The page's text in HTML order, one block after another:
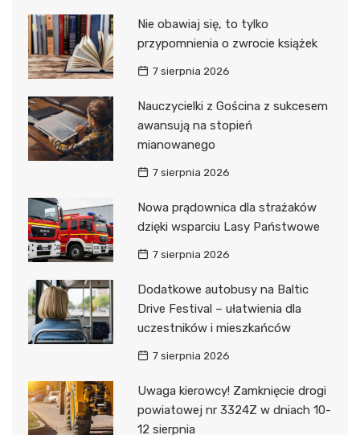
Nie obawiaj się, to tylko
przypomnienia o zwrocie książek
7 sierpnia 2026
Nauczycielki z Gościna z sukcesem
awansują na stopień
mianowanego
7 sierpnia 2026
Nowa prądownica dla strażaków
dzięki wsparciu Lasy Państwowe
7 sierpnia 2026
Dodatkowe autobusy na Baltic
Drive Festival – ułatwienia dla
uczestników i mieszkańców
7 sierpnia 2026
Uwaga kierowcy! Zamknięcie drogi
powiatowej nr 3324Z w dniach 10-
12 sierpnia